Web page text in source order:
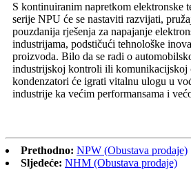
S kontinuiranim napretkom elektronske
serije NPU će se nastaviti razvijati,
pouzdanija rješenja za napajanje
industrijama, podstičući tehnološke
proizvoda. Bilo da se radi o
industrijskoj kontroli ili komunikacijskoj
kondenzatori će igrati vitalnu ulogu u
industrije ka većim performansama i
Prethodno: NPW (Obustava prodaje)
Sljedeće: NHM (Obustava prodaje)